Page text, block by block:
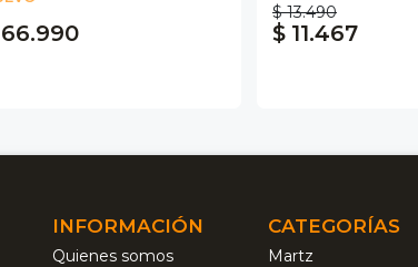
$ 13.490
$ 11.467
INFORMACIÓN
Quienes somos
CATEGORÍAS
Martz